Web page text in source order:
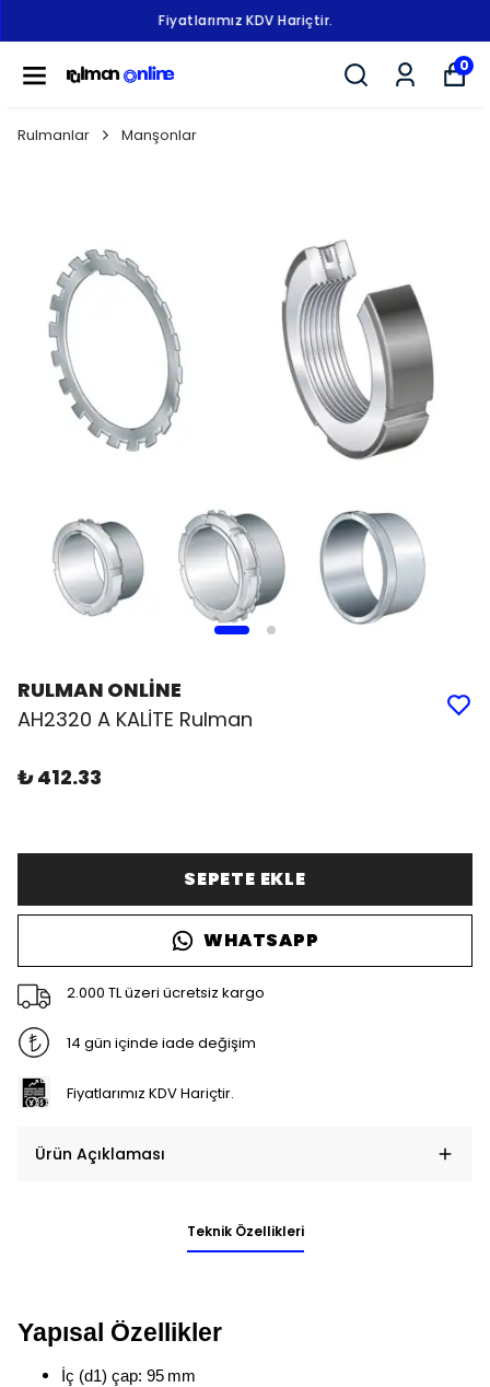
Fiyatlarımız KDV Hariçtir.
0
Rulmanlar Manşonlar
RULMAN ONLİNE
AH2320 A KALİTE Rulman
₺ 412.33
SEPETE EKLE
WHATSAPP
2.000 TL üzeri ücretsiz kargo
14 gün içinde iade değişim
Fiyatlarımız KDV Hariçtir.
Ürün Açıklaması
Teknik Özellikleri
Yapısal Özellikler
İç (d1) çap: 95 mm